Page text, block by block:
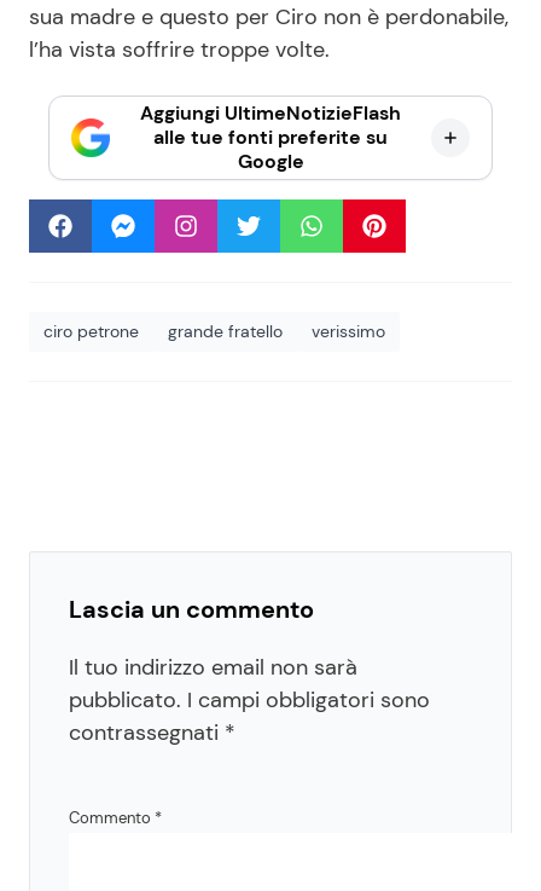
sua madre e questo per Ciro non è perdonabile,
l’ha vista soffrire troppe volte.
Aggiungi UltimeNotizieFlash
alle tue fonti preferite su
Google
ciro petrone grande fratello verissimo
Lascia un commento
Il tuo indirizzo email non sarà
pubblicato. I campi obbligatori sono
contrassegnati *
Commento *